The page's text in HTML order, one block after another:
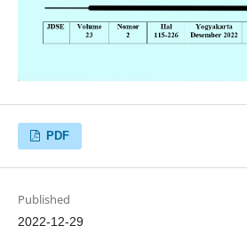
PDF
Published
2022-12-29